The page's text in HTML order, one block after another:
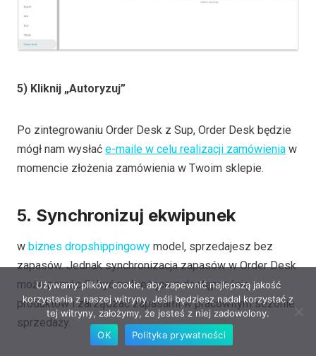
5) Kliknij „Autoryzuj”
Po zintegrowaniu Order Desk z Sup, Order Desk będzie
mógł nam wysłać e-maile w celu realizacji zamówienia w
momencie złożenia zamówienia w Twoim sklepie.
5. Synchronizuj ekwipunek
w biznes dropshippingowy model, sprzedajesz bez
zapasów. Jednak synchronizacja zapasów w Order Desk
może pomóc Ci być na bieżąco z dostępnością
produktów i zarządzać zapasami w pracowitym sezonie
sprzedaży.
Używamy plików cookie, aby zapewnić najlepszą jakość
korzystania z naszej witryny. Jeśli będziesz nadal korzystać z
tej witryny, założymy, że jesteś z niej zadowolony.
OK
Polityka prywatności